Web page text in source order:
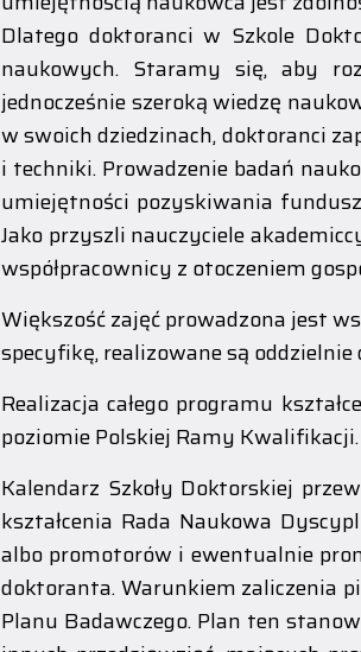
Dlatego doktoranci w Szkole
naukowych. Staramy się, aby
jednocześnie szeroką wiedzę
w swoich dziedzinach, doktoranci
i techniki. Prowadzenie badań
umiejętności pozyskiwania
Jako przyszli nauczyciele
współpracownicy z otoczeniem
Większość zajęć prowadzona jest
specyfikę, realizowane są
Realizacja całego programu
poziomie Polskiej Ramy
Kalendarz Szkoły Doktorskiej
kształcenia Rada Naukowa
albo promotorów i ewentualnie
doktoranta. Warunkiem zaliczenia
Planu Badawczego. Plan ten